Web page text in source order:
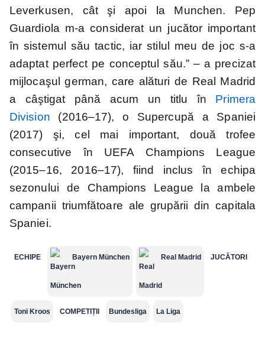
Leverkusen, cât şi apoi la Munchen. Pep
Guardiola m-a considerat un jucător important
în sistemul său tactic, iar stilul meu de joc s-a
adaptat perfect pe conceptul său.” – a precizat
mijlocaşul german, care alături de Real Madrid
a câştigat până acum un titlu în Primera
Division (2016–17), o Supercupă a Spaniei
(2017) şi, cel mai important, două trofee
consecutive în UEFA Champions League
(2015–16, 2016–17), fiind inclus în echipa
sezonului de Champions League la ambele
campanii triumfătoare ale grupării din capitala
Spaniei.
ECHIPE Bayern München Real Madrid JUCĂTORI
Toni Kroos COMPETIȚII Bundesliga La Liga